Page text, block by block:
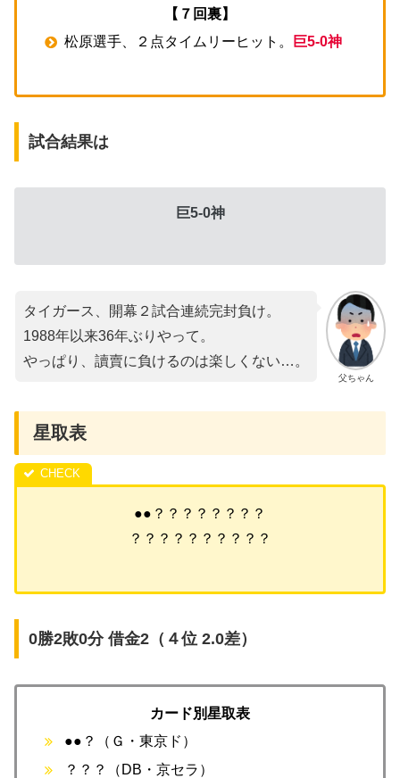
【７回裏】
松原選手、２点タイムリーヒット。
巨5-0神
試合結果は
巨5-0神
父ちゃん
タイガース、開幕２試合連続完封負け。
1988年以来36年ぶりやって。
やっぱり、讀賣に負けるのは楽しくない…。
星取表
●●？？？？？？？？
？？？？？？？？？？
0勝2敗0分 借金2（４位 2.0差）
カード別星取表
●●？（Ｇ・東京ド）
？？？（DB・京セラ）